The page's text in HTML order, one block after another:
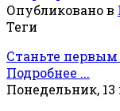
Опубликовано в
Теги
Станьте
Подробнее ...
Понедельник, 13